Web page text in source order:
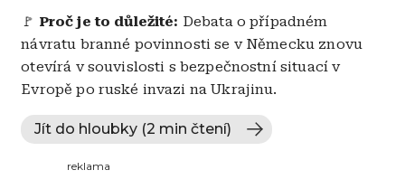
🚩 Proč je to důležité: Debata o případném
návratu branné povinnosti se v Německu znovu
otevírá v souvislosti s bezpečnostní situací v
Evropě po ruské invazi na Ukrajinu.
Jít do hloubky (2 min čtení)
reklama